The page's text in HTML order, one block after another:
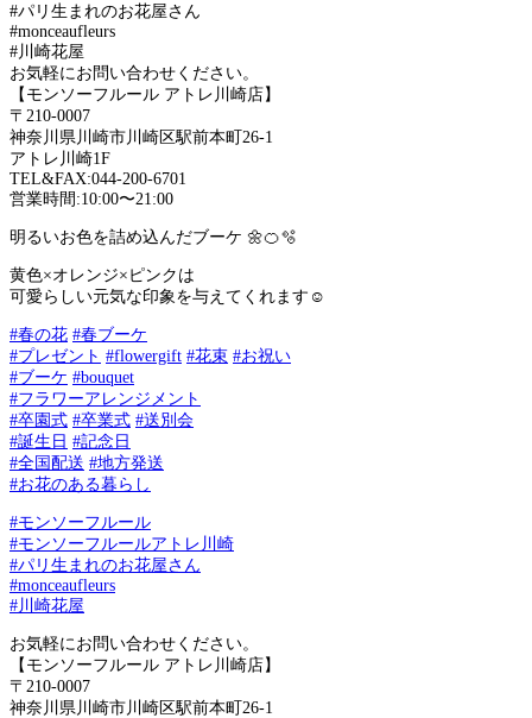
#パリ生まれのお花屋さん
#monceaufleurs
#川崎花屋
お気軽にお問い合わせください。
【モンソーフルール アトレ川崎店】
〒210-0007
神奈川県川崎市川崎区駅前本町26-1
アトレ川崎1F
TEL&FAX:044-200-6701
営業時間:10:00〜21:00
明るいお色を詰め込んだブーケ 🌼🍊🫧
黄色×オレンジ×ピンクは
可愛らしい元気な印象を与えてくれます☺️
#春の花 #春ブーケ
#プレゼント #flowergift #花束 #お祝い
#ブーケ #bouquet
#フラワーアレンジメント
#卒園式 #卒業式 #送別会
#誕生日 #記念日
#全国配送 #地方発送
#お花のある暮らし
#モンソーフルール
#モンソーフルールアトレ川崎
#パリ生まれのお花屋さん
#monceaufleurs
#川崎花屋
お気軽にお問い合わせください。
【モンソーフルール アトレ川崎店】
〒210-0007
神奈川県川崎市川崎区駅前本町26-1